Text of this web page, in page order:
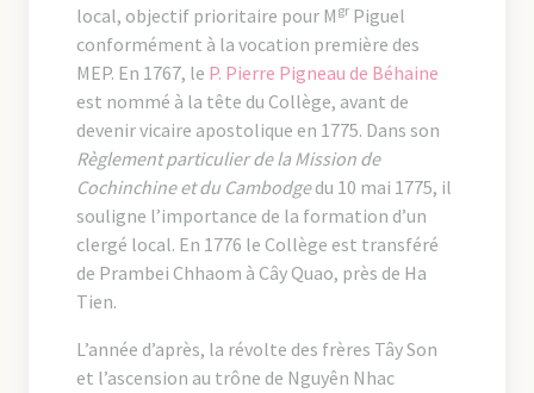
local, objectif prioritaire pour M gr Piguel
conformément à la vocation première des
MEP. En 1767, le P. Pierre Pigneau de Béhaine
est nommé à la tête du Collège, avant de
devenir vicaire apostolique en 1775. Dans son
Règlement particulier de la Mission de
Cochinchine et du Cambodgedu 10 mai 1775, il
souligne l’importance de la formation d’un
clergé local. En 1776 le Collège est transféré
de Prambei Chhaom à Cây Quao, près de Ha
Tien.
L’année d’après, la révolte des frères Tây Son
et l’ascension au trône de Nguyên Nhac